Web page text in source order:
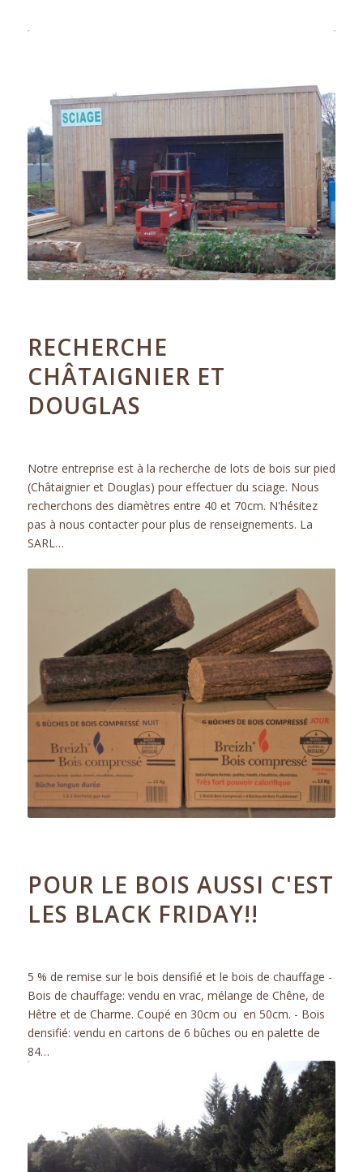
RECHERCHE
CHÂTAIGNIER ET
DOUGLAS
Notre entreprise est à la recherche de lots de bois sur pied
(Châtaignier et Douglas) pour effectuer du sciage. Nous
recherchons des diamètres entre 40 et 70cm. N'hésitez
pas à nous contacter pour plus de renseignements. La
SARL…
POUR LE BOIS AUSSI C'EST
LES BLACK FRIDAY!!
5 % de remise sur le bois densifié et le bois de chauffage -
Bois de chauffage: vendu en vrac, mélange de Chêne, de
Hêtre et de Charme. Coupé en 30cm ou en 50cm. - Bois
densifié: vendu en cartons de 6 bûches ou en palette de
84…